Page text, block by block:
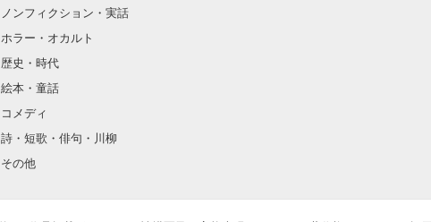
ノンフィクション・実話
ホラー・オカルト
歴史・時代
絵本・童話
コメディ
詩・短歌・俳句・川柳
その他